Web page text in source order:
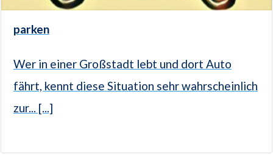
parken
Wer in einer Großstadt lebt und dort Auto
fährt, kennt diese Situation sehr wahrscheinlich
zur... [...]